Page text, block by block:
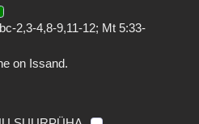
2,3-4,8-9,11-12; Mt 5:33-
on Issand.